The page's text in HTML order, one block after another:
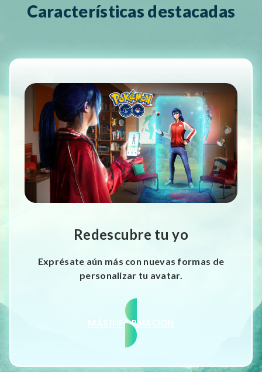
Características destacadas
Redescubre tu yo
Exprésate aún más con nuevas formas de
personalizar tu avatar.
MÁS INFORMACIÓN